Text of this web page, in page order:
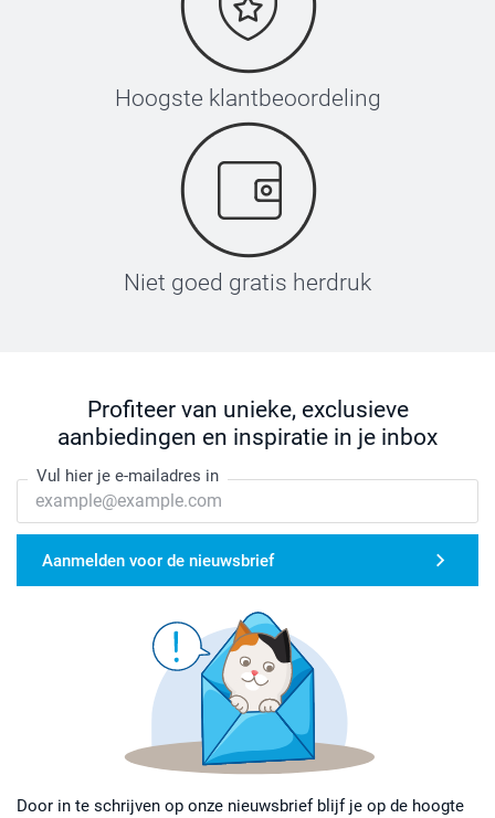
Hoogste klantbeoordeling
Niet goed gratis herdruk
Profiteer van unieke, exclusieve
aanbiedingen en inspiratie in je inbox
Vul hier je e-mailadres in
Aanmelden voor de nieuwsbrief
Door in te schrijven op onze nieuwsbrief blijf je op de hoogte